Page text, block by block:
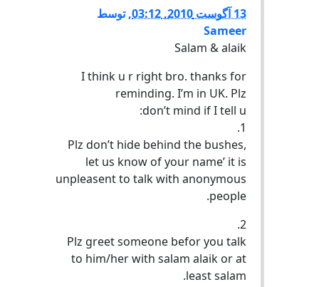
13 آگوست 2010, 03:12 ,توسط
Sameer
Salam & alaik
I think u r right bro. thanks for
reminding. I’m in UK. Plz
don’t mind if I tell u:
1.
Plz don’t hide behind the bushes,
let us know of your name’ it is
unpleasent to talk with anonymous
people.
2.
Plz greet someone befor you talk
to him/her with salam alaik or at
least salam.